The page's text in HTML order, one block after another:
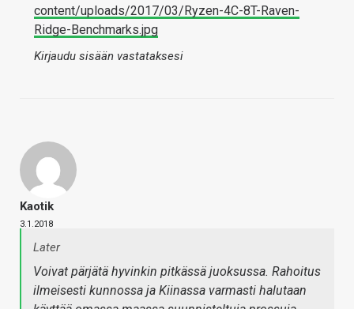
content/uploads/2017/03/Ryzen-4C-8T-Raven-
Ridge-Benchmarks.jpg
Kirjaudu sisään vastataksesi
Kaotik
3.1.2018
Later
Voivat pärjätä hyvinkin pitkässä juoksussa. Rahoitus
ilmeisesti kunnossa ja Kiinassa varmasti halutaan